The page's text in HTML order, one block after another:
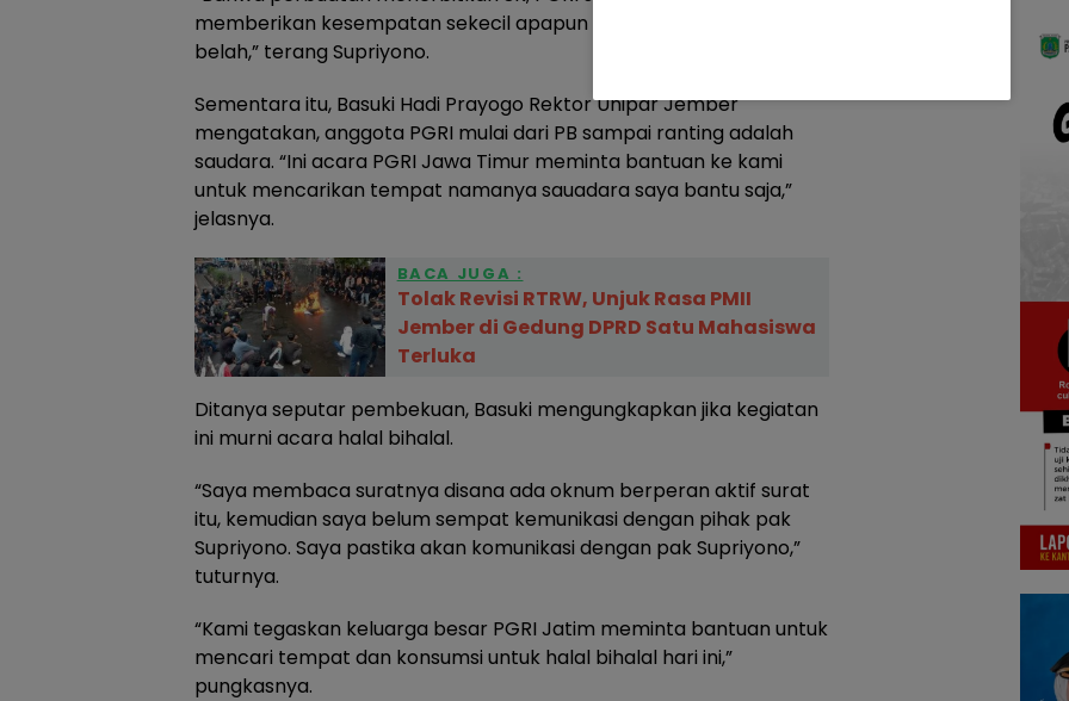
memberikan kesempatan sekecil apapun atas upaya pecah
belah,” terang Supriyono.
Sementara itu, Basuki Hadi Prayogo Rektor Unipar Jember
mengatakan, anggota PGRI mulai dari PB sampai ranting adalah
saudara. “Ini acara PGRI Jawa Timur meminta bantuan ke kami
untuk mencarikan tempat namanya sauadara saya bantu saja,”
jelasnya.
BACA JUGA :
Tolak Revisi RTRW, Unjuk Rasa PMII
Jember di Gedung DPRD Satu Mahasiswa
Terluka
Ditanya seputar pembekuan, Basuki mengungkapkan jika kegiatan
ini murni acara halal bihalal.
“Saya membaca suratnya disana ada oknum berperan aktif surat
itu, kemudian saya belum sempat kemunikasi dengan pihak pak
Supriyono. Saya pastika akan komunikasi dengan pak Supriyono,”
tuturnya.
“Kami tegaskan keluarga besar PGRI Jatim meminta bantuan untuk
mencari tempat dan konsumsi untuk halal bihalal hari ini,”
pungkasnya.